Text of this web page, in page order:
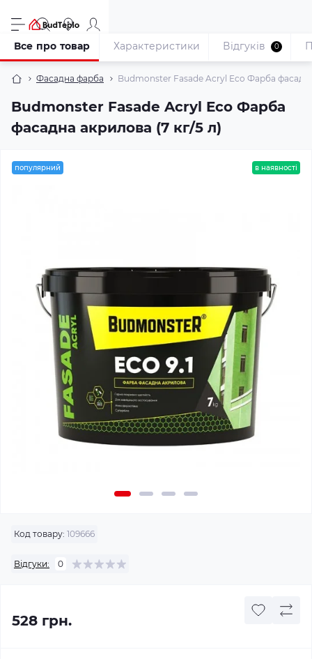
Фасадна фарба Budmonster Fasade Acryl Eco Фарба
Budmonster Fasade Acryl Eco Фарба
фасадна акрилова (7 кг/5 л)
Все про товар Характеристики Відгуків 0
популярний в наявності
Код товару: 109666
Відгуки: 0
528 грн.